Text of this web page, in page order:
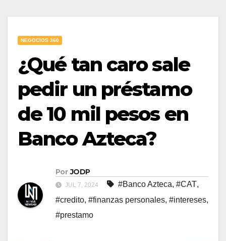
NEGOCIOS 360
¿Qué tan caro sale
pedir un préstamo
de 10 mil pesos en
Banco Azteca?
Por JODP
JUL 7, 2024 #Banco Azteca, #CAT,
#credito, #finanzas personales, #intereses,
#prestamo